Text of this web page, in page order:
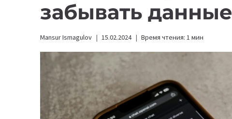
забывать данные
Mansur Ismagulov 15.02.2024 Время чтения: 1 мин